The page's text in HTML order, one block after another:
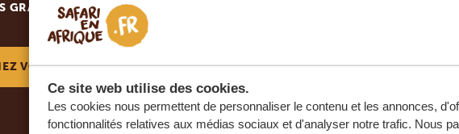
Ce site web utilise des cookies.
Les cookies nous permettent de personnaliser le contenu et les annonces,
fonctionnalités relatives aux médias sociaux et d'analyser notre trafic. Nous
GRATUIT, SANS ENGAGEMENT
VOTRE AVENTURE